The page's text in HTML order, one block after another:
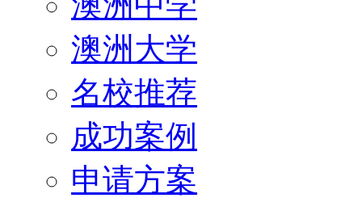
澳洲大学
名校推荐
成功案例
申请方案